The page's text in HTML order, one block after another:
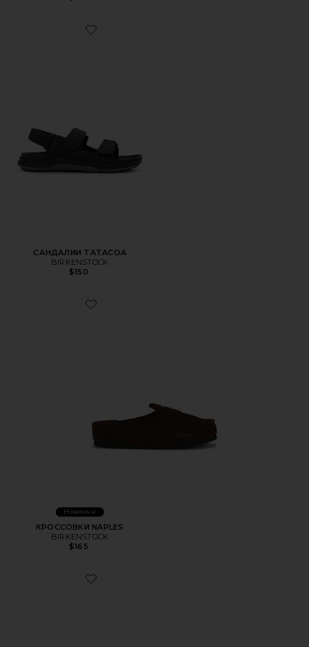
Favorite САНДАЛИИ TATACOA
САНДАЛИИ TATACOA
BIRKENSTOCK
$150
Favorite КРОССОВКИ NAPLES
Новинки
КРОССОВКИ NAPLES
BIRKENSTOCK
$165
Favorite САНДАЛИИ ZURICH